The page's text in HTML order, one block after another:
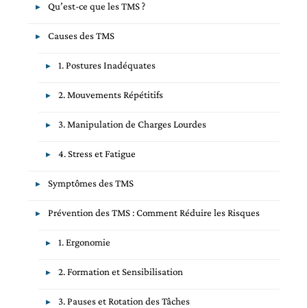
Qu’est-ce que les TMS ?
Causes des TMS
1. Postures Inadéquates
2. Mouvements Répétitifs
3. Manipulation de Charges Lourdes
4. Stress et Fatigue
Symptômes des TMS
Prévention des TMS : Comment Réduire les Risques
1. Ergonomie
2. Formation et Sensibilisation
3. Pauses et Rotation des Tâches